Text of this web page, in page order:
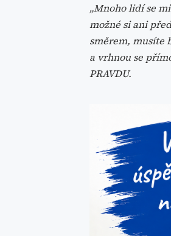
„Mnoho lidí se
možné si ani
směrem, musíte
a vrhnou se
PRAVDU.